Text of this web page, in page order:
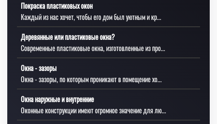
Покраска пластиковых окон
Каждый из нас хочет, чтобы его дом был уютным и кр...
Деревянные или пластиковые окна?
Современные пластиковые окна, изготовленные из про...
Окна - зазоры
Окна - зазоры, по которым проникают в помещение хо...
Окна наружные и внутренние
Оконные конструкции имеют огромное значение для лю...